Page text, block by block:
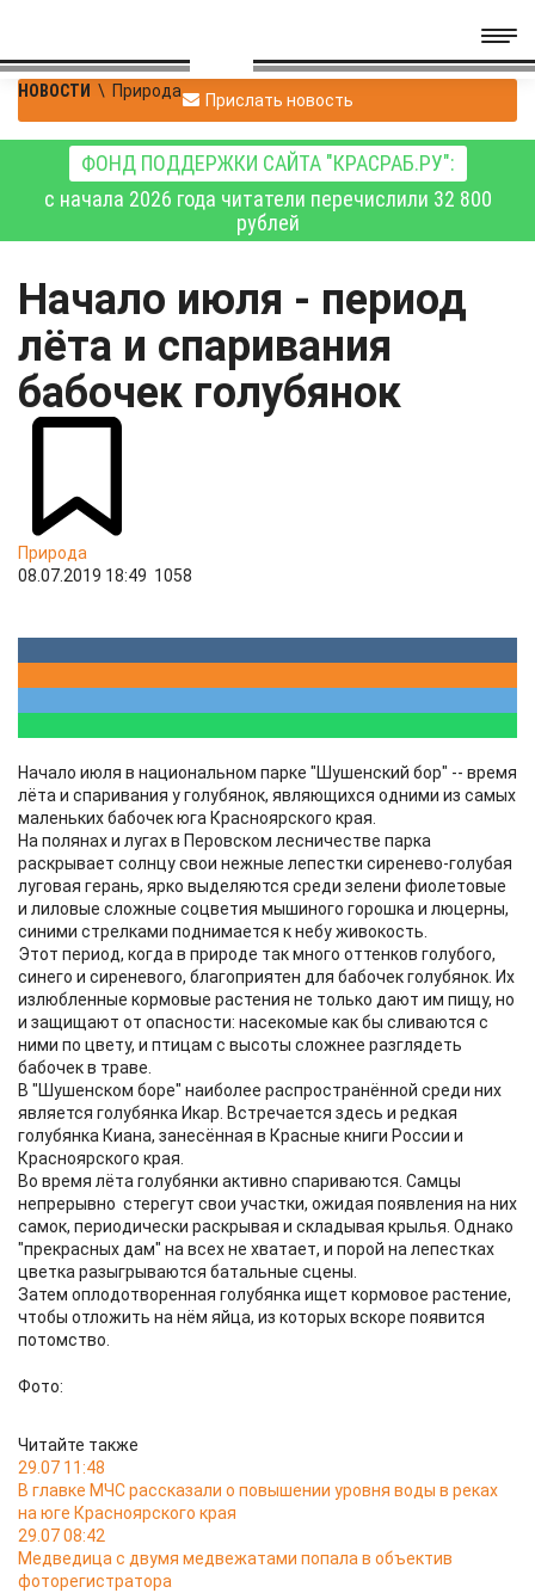
НОВОСТИ \ Природа Прислать новость
ФОНД ПОДДЕРЖКИ САЙТА "КРАСРАБ.РУ":
с начала 2026 года читатели перечислили 32 800
рублей
Начало июля - период
лёта и спаривания
бабочек голубянок
Природа
08.07.2019 18:49 1058
Начало июля в национальном парке "Шушенский бор" -- время
лёта и спаривания у голубянок, являющихся одними из самых
маленьких бабочек юга Красноярского края.
На полянах и лугах в Перовском лесничестве парка
раскрывает солнцу свои нежные лепестки сиренево-голубая
луговая герань, ярко выделяются среди зелени фиолетовые
и лиловые сложные соцветия мышиного горошка и люцерны,
синими стрелками поднимается к небу живокость.
Этот период, когда в природе так много оттенков голубого,
синего и сиреневого, благоприятен для бабочек голубянок. Их
излюбленные кормовые растения не только дают им пищу, но
и защищают от опасности: насекомые как бы сливаются с
ними по цвету, и птицам с высоты сложнее разглядеть
бабочек в траве.
В "Шушенском боре" наиболее распространённой среди них
является голубянка Икар. Встречается здесь и редкая
голубянка Киана, занесённая в Красные книги России и
Красноярского края.
Во время лёта голубянки активно спариваются. Самцы
непрерывно стерегут свои участки, ожидая появления на них
самок, периодически раскрывая и складывая крылья. Однако
"прекрасных дам" на всех не хватает, и порой на лепестках
цветка разыгрываются батальные сцены.
Затем оплодотворенная голубянка ищет кормовое растение,
чтобы отложить на нём яйца, из которых вскоре появится
потомство.
Фото:
Читайте также
29.07 11:48
В главке МЧС рассказали о повышении уровня воды в реках
на юге Красноярского края
29.07 08:42
Медведица с двумя медвежатами попала в объектив
фоторегистратора